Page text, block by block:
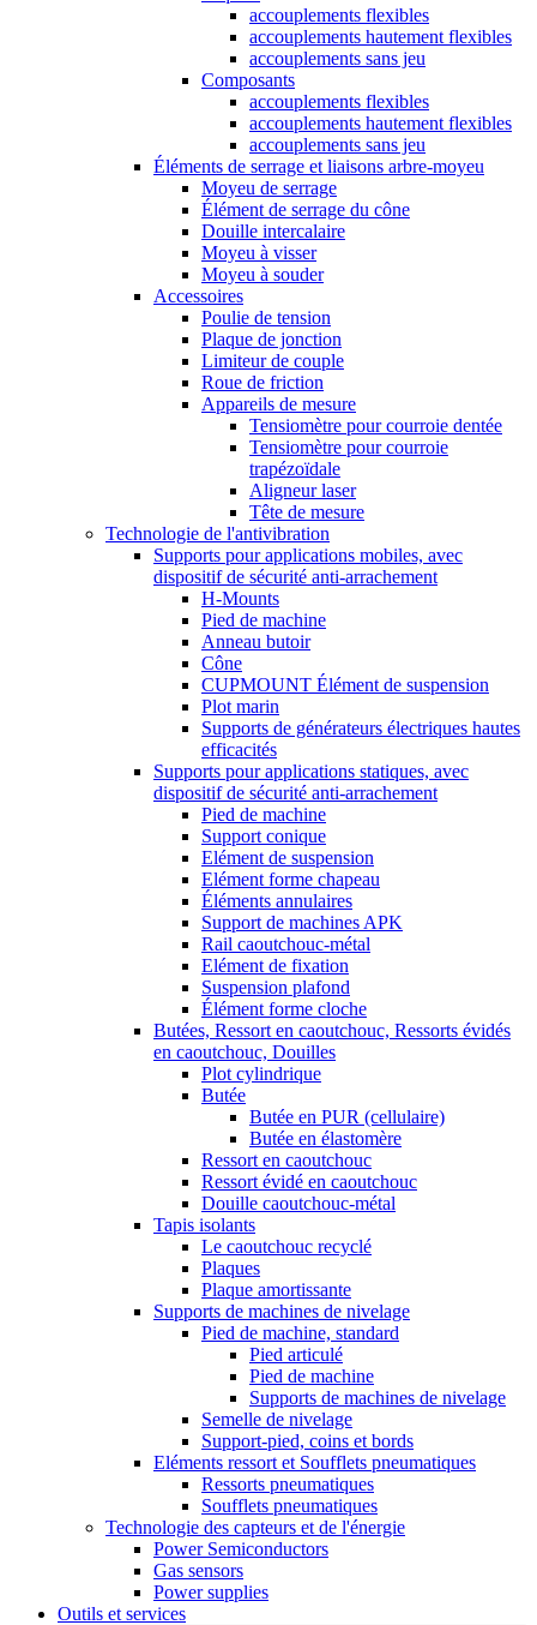
accouplements flexibles
accouplements hautement flexibles
accouplements sans jeu
Composants
accouplements flexibles
accouplements hautement flexibles
accouplements sans jeu
Éléments de serrage et liaisons arbre-moyeu
Moyeu de serrage
Élément de serrage du cône
Douille intercalaire
Moyeu à visser
Moyeu à souder
Accessoires
Poulie de tension
Plaque de jonction
Limiteur de couple
Roue de friction
Appareils de mesure
Tensiomètre pour courroie dentée
Tensiomètre pour courroie
trapézoïdale
Aligneur laser
Tête de mesure
Technologie de l'antivibration
Supports pour applications mobiles, avec
dispositif de sécurité anti-arrachement
H-Mounts
Pied de machine
Anneau butoir
Cône
CUPMOUNT Élément de suspension
Plot marin
Supports de générateurs électriques hautes
efficacités
Supports pour applications statiques, avec
dispositif de sécurité anti-arrachement
Pied de machine
Support conique
Elément de suspension
Elément forme chapeau
Éléments annulaires
Support de machines APK
Rail caoutchouc-métal
Elément de fixation
Suspension plafond
Élément forme cloche
Butées, Ressort en caoutchouc, Ressorts évidés
en caoutchouc, Douilles
Plot cylindrique
Butée
Butée en PUR (cellulaire)
Butée en élastomère
Ressort en caoutchouc
Ressort évidé en caoutchouc
Douille caoutchouc-métal
Tapis isolants
Le caoutchouc recyclé
Plaques
Plaque amortissante
Supports de machines de nivelage
Pied de machine, standard
Pied articulé
Pied de machine
Supports de machines de nivelage
Semelle de nivelage
Support-pied, coins et bords
Eléments ressort et Soufflets pneumatiques
Ressorts pneumatiques
Soufflets pneumatiques
Technologie des capteurs et de l'énergie
Power Semiconductors
Gas sensors
Power supplies
Outils et services